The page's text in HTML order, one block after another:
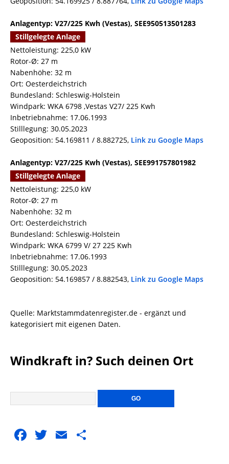
Anlagentyp: V27/225 Kwh (Vestas), SEE950513501283
Stillgelegte Anlage
Nettoleistung: 225,0 kW
Rotor-Ø: 27 m
Nabenhöhe: 32 m
Ort: Oesterdeichstrich
Bundesland: Schleswig-Holstein
Windpark: WKA 6798 ,Vestas V27/ 225 Kwh
Inbetriebnahme: 17.06.1993
Stilllegung: 30.05.2023
Geoposition: 54.169811 / 8.882725, Link zu Google Maps
Anlagentyp: V27/225 Kwh (Vestas), SEE991757801982
Stillgelegte Anlage
Nettoleistung: 225,0 kW
Rotor-Ø: 27 m
Nabenhöhe: 32 m
Ort: Oesterdeichstrich
Bundesland: Schleswig-Holstein
Windpark: WKA 6799 V/ 27 225 Kwh
Inbetriebnahme: 17.06.1993
Stilllegung: 30.05.2023
Geoposition: 54.169857 / 8.882543, Link zu Google Maps
Quelle: Marktstammdatenregister.de - ergänzt und
kategorisiert mit eigenen Daten.
Windkraft in? Such deinen Ort
F T E